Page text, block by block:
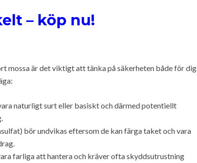
– köp nu!
mossa är det viktigt att tänka på säkerheten både för dig
naturligt surt eller basiskt och därmed potentiellt
bör undvikas eftersom de kan färga taket och vara
farliga att hantera och kräver ofta skyddsutrustning